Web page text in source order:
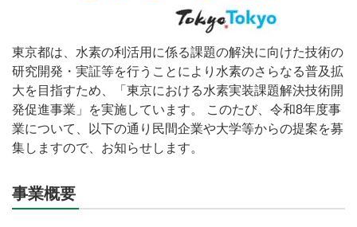
東京都は、水素の利活用に係る課題の解決に向けた技術の
研究開発・実証等を行うことにより水素のさらなる普及拡
大を目指すため、「東京における水素実装課題解決技術開
発促進事業」を実施しています。 このたび、令和8年度事
業について、以下の通り民間企業や大学等からの提案を募
集しますので、お知らせします。
事業概要